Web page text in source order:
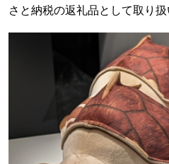
さと納税の返礼品として取り扱